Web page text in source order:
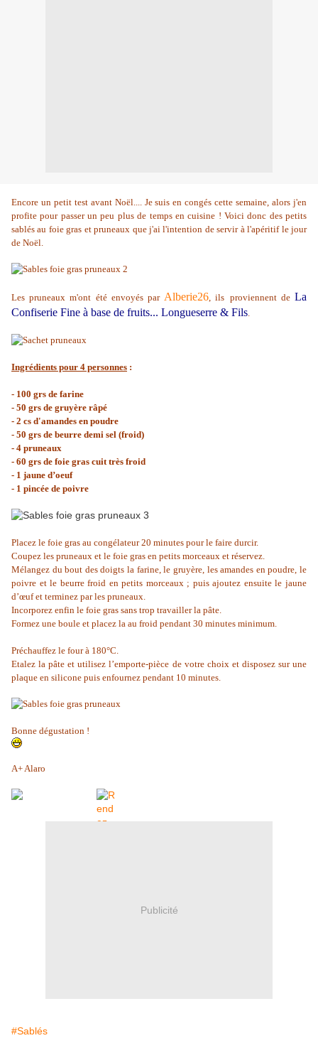
Encore un petit test avant Noël.... Je suis en congés cette semaine, alors j'en
profite pour passer un peu plus de temps en cuisine ! Voici donc des petits
sablés au foie gras et pruneaux que j'ai l'intention de servir à l'apéritif le jour
de Noël.
Les pruneaux m'ont été envoyés parAlberie26, ils proviennent deLa
Confiserie Fine à base de fruits... Longueserre & Fils.
Ingrédients pour 4 personnes :
- 100 grs de farine
- 50 grs de gruyère râpé
- 2 cs d'amandes en poudre
- 50 grs de beurre demi sel (froid)
- 4 pruneaux
- 60 grs de foie gras cuit très froid
- 1 jaune d’oeuf
- 1 pincée de poivre
Placez le foie gras au congélateur 20 minutes pour le faire durcir.
Coupez les pruneaux et le foie gras en petits morceaux et réservez.
Mélangez du bout des doigts la farine, le gruyère, les amandes en poudre, le
poivre et le beurre froid en petits morceaux ; puis ajoutez ensuite le jaune
d’œuf et terminez par les pruneaux.
Incorporez enfin le foie gras sans trop travailler la pâte.
Formez une boule et placez la au froid pendant 30 minutes minimum.
Préchauffez le four à 180°C.
Etalez la pâte et utilisez l’emporte-pièce de votre choix et disposez sur une
plaque en silicone puis enfournez pendant 10 minutes.
Bonne dégustation !
A+ Alaro
Publicité
#Sablés